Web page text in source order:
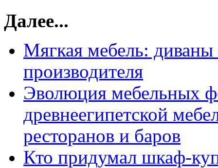
Далее...
Мягкая мебель: диваны
производителя
Эволюция мебельных
древнеегипетской
ресторанов и баров
Кто придумал шкаф-